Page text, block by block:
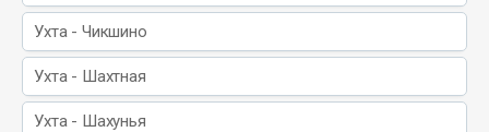
Ухта - Чикшино
Ухта - Шахтная
Ухта - Шахунья